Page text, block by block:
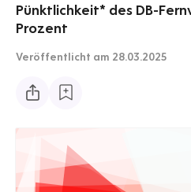
Pünktlichkeit* des DB-
Prozent
Veröffentlicht am 28.03.2025